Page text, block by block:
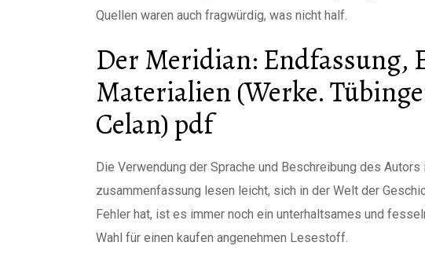
Quellen waren auch fragwürdig, was nicht half.
Der Meridian: Endfassung,
Materialien (Werke.
Celan) pdf
Die Verwendung der Sprache und Beschreibung des
zusammenfassung lesen leicht, sich in der Welt der
Fehler hat, ist es immer noch ein unterhaltsames und
Wahl für einen kaufen angenehmen Lesestoff.